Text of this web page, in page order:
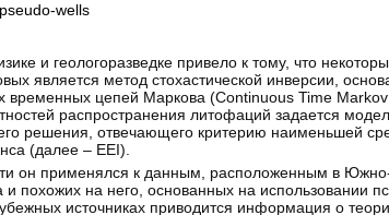
pseudo-wells
и геологоразведке привело к тому, что
является метод стохастической инверсии,
временных цепей Маркова (Continuous Time
распространения литофаций задается
решения, отвечающего критерию наименьшей
(далее – EEI).
он применялся к данным, расположенным в
похожих на него, основанных на использовании
источниках приводится информация о